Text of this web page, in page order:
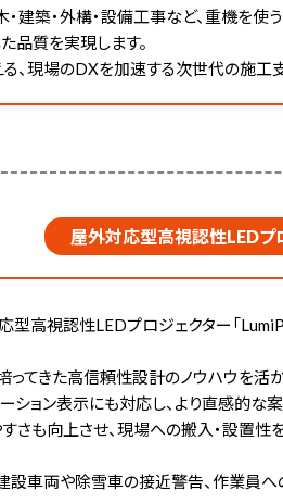
築・外構・設備工事など、重機を
品質を実現します。
、現場のDXを加速する次世代の施工支
屋外対応型高視認性LEDプ
型高視認性LEDプロジェクター「
ってきた高信頼性設計のノウハウを
ション表示にも対応し、より直感
さも向上させ、現場への搬入・設置性
設車両や除雪車の接近警告、作業員